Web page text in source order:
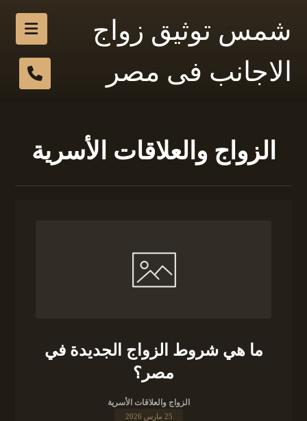
شمس توثيق زواج
الاجانب فى مصر
الزواج والعلاقات الأسرية
ما هي شروط الزواج الجديدة في
مصر؟
الزواج والعلاقات الأسرية
25 مارس 2026